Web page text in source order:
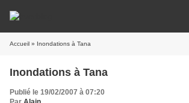
Accueil » Inondations à Tana
Inondations à Tana
Publié le 19/02/2007 à 07:20